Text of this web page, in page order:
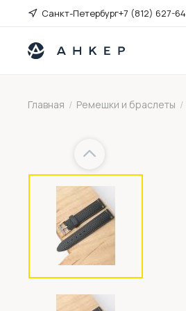
Санкт-Петербург+7 (812) 627-
Главная / Ремешки и браслеты /
Previous